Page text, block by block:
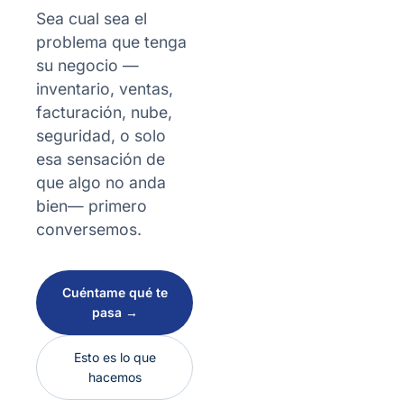
Sea cual sea el
problema que tenga
su negocio —
inventario, ventas,
facturación, nube,
seguridad, o solo
esa sensación de
que algo no anda
bien— primero
conversemos.
Cuéntame qué te
pasa →
Esto es lo que
hacemos